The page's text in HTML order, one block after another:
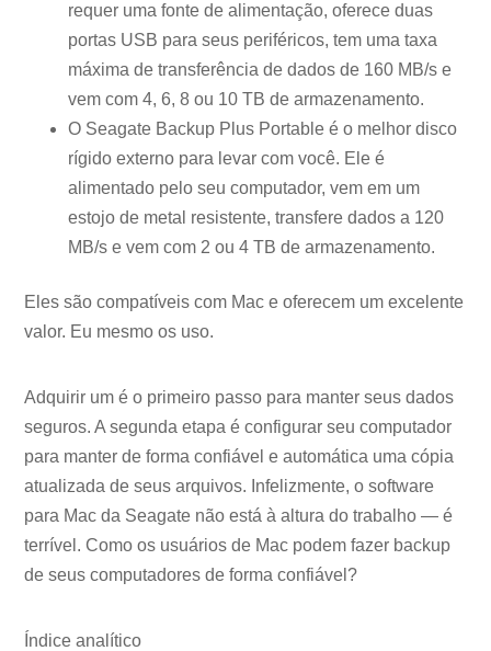
requer uma fonte de alimentação, oferece duas
portas USB para seus periféricos, tem uma taxa
máxima de transferência de dados de 160 MB/s e
vem com 4, 6, 8 ou 10 TB de armazenamento.
O Seagate Backup Plus Portable é o melhor disco
rígido externo para levar com você. Ele é
alimentado pelo seu computador, vem em um
estojo de metal resistente, transfere dados a 120
MB/s e vem com 2 ou 4 TB de armazenamento.
Eles são compatíveis com Mac e oferecem um excelente
valor. Eu mesmo os uso.
Adquirir um é o primeiro passo para manter seus dados
seguros. A segunda etapa é configurar seu computador
para manter de forma confiável e automática uma cópia
atualizada de seus arquivos. Infelizmente, o software
para Mac da Seagate não está à altura do trabalho — é
terrível. Como os usuários de Mac podem fazer backup
de seus computadores de forma confiável?
Índice analítico